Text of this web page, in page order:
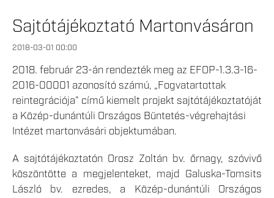
Sajtótájékoztató Martonvásáron
2018-03-01 00:00
2018. február 23-án rendezték meg az EFOP-1.3.3-16-
2016-00001 azonosító számú, „Fogvatartottak
reintegrációja” című kiemelt projekt sajtótájékoztatóját
a Közép-dunántúli Országos Büntetés-végrehajtási
Intézet martonvásári objektumában.
A sajtótájékoztatón Orosz Zoltán bv. őrnagy, szóvivő
köszöntötte a megjelenteket, majd Galuska-Tomsits
László bv. ezredes, a Közép-dunántúli Országos